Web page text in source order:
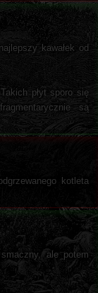
kawałek od
płyt sporo się
są
kotleta
ale potem